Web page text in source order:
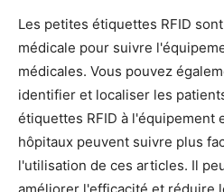
Les petites étiquettes RFID
médicale pour suivre
médicales. Vous pouvez
identifier et localiser les
étiquettes RFID à l'équipement
hôpitaux peuvent suivre plus
l'utilisation de ces articles. Il